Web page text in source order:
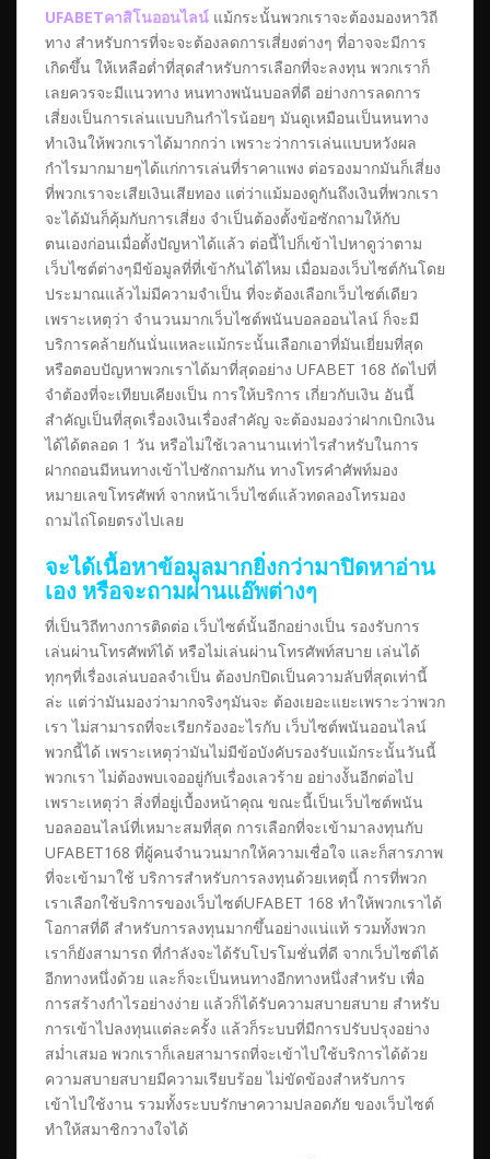
UFABETคาสิโนออนไลน์ แม้กระนั้นพวกเราจะต้องมองหาวิถี
ทาง สำหรับการที่จะจะต้องลดการเสี่ยงต่างๆ ที่อาจจะมีการ
เกิดขึ้น ให้เหลือต่ำที่สุดสำหรับการเลือกที่จะลงทุน พวกเราก็
เลยควรจะมีแนวทาง หนทางพนันบอลที่ดี อย่างการลดการ
เสี่ยงเป็นการเล่นแบบกินกำไรน้อยๆ มันดูเหมือนเป็นหนทาง
ทำเงินให้พวกเราได้มากกว่า เพราะว่าการเล่นแบบหวังผล
กำไรมากมายๆได้แก่การเล่นที่ราคาแพง ต่อรองมากมันก็เสี่ยง
ที่พวกเราจะเสียเงินเสียทอง แต่ว่าแม้มองดูกันถึงเงินที่พวกเรา
จะได้มันก็คุ้มกับการเสี่ยง จำเป็นต้องตั้งข้อซักถามให้กับ
ตนเองก่อนเมื่อตั้งปัญหาได้แล้ว ต่อนี้ไปก็เข้าไปหาดูว่าตาม
เว็บไซต์ต่างๆมีข้อมูลที่ที่เข้ากันได้ไหม เมื่อมองเว็บไซต์กันโดย
ประมาณแล้วไม่มีความจำเป็น ที่จะต้องเลือกเว็บไซต์เดียว
เพราะเหตุว่า จำนวนมากเว็บไซต์พนันบอลออนไลน์ ก็จะมี
บริการคล้ายกันนั่นแหละแม้กระนั้นเลือกเอาที่มันเยี่ยมที่สุด
หรือตอบปัญหาพวกเราได้มาที่สุดอย่าง UFABET 168 ถัดไปที่
จำต้องที่จะเทียบเคียงเป็น การให้บริการ เกี่ยวกับเงิน อันนี้
สำคัญเป็นที่สุดเรื่องเงินเรื่องสำคัญ จะต้องมองว่าฝากเบิกเงิน
ได้ได้ตลอด 1 วัน หรือไม่ใช้เวลานานเท่าไรสำหรับในการ
ฝากถอนมีหนทางเข้าไปซักถามกัน ทางโทรคำศัพท์มอง
หมายเลขโทรศัพท์ จากหน้าเว็บไซต์แล้วทดลองโทรมอง
ถามไถ่โดยตรงไปเลย
จะได้เนื้อหาข้อมูลมากยิ่งกว่ามาปิดหาอ่าน
เอง หรือจะถามผ่านแอ๊พต่างๆ
ที่เป็นวิถีทางการติดต่อ เว็บไซต์นั้นอีกอย่างเป็น รองรับการ
เล่นผ่านโทรศัพท์ได้ หรือไม่เล่นผ่านโทรศัพท์สบาย เล่นได้
ทุกๆที่เรื่องเล่นบอลจำเป็น ต้องปกปิดเป็นความลับที่สุดเท่านี้
ล่ะ แต่ว่ามันมองว่ามากจริงๆมันจะ ต้องเยอะแยะเพราะว่าพวก
เรา ไม่สามารถที่จะเรียกร้องอะไรกับ เว็บไซต์พนันออนไลน์
พวกนี้ได้ เพราะเหตุว่ามันไม่มีข้อบังคับรองรับแม้กระนั้นวันนี้
พวกเรา ไม่ต้องพบเจออยู่กับเรื่องเลวร้าย อย่างงั้นอีกต่อไป
เพราะเหตุว่า สิ่งที่อยู่เบื้องหน้าคุณ ขณะนี้เป็นเว็บไซต์พนัน
บอลออนไลน์ที่เหมาะสมที่สุด การเลือกที่จะเข้ามาลงทุนกับ
UFABET168 ที่ผู้คนจำนวนมากให้ความเชื่อใจ และก็สารภาพ
ที่จะเข้ามาใช้ บริการสำหรับการลงทุนด้วยเหตุนี้ การที่พวก
เราเลือกใช้บริการของเว็บไซต์UFABET 168 ทำให้พวกเราได้
โอกาสที่ดี สำหรับการลงทุนมากขึ้นอย่างแน่แท้ รวมทั้งพวก
เราก็ยังสามารถ ที่กำลังจะได้รับโปรโมชั่นที่ดี จากเว็บไซต์ได้
อีกทางหนึ่งด้วย และก็จะเป็นหนทางอีกทางหนึ่งสำหรับ เพื่อ
การสร้างกำไรอย่างง่าย แล้วก็ได้รับความสบายสบาย สำหรับ
การเข้าไปลงทุนแต่ละครั้ง แล้วก็ระบบที่มีการปรับปรุงอย่าง
สม่ำเสมอ พวกเราก็เลยสามารถที่จะเข้าไปใช้บริการได้ด้วย
ความสบายสบายมีความเรียบร้อย ไม่ขัดข้องสำหรับการ
เข้าไปใช้งาน รวมทั้งระบบรักษาความปลอดภัย ของเว็บไซต์
ทำให้สมาชิกวางใจได้